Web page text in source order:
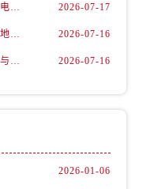
陕西省商洛市商州区州城街售后服务中心（需提前预约）
欧米茄中国官方售后服务中心｜官方电话和维修地址权威信息公告（2026年7月最新） 2026-07-17
欧米茄中国官方售后服务中心｜网点地址和官方热线权威信息通知（2026年7月最新） 2026-07-16
欧米茄中国官方售后服务中心｜地址与24小时服务电话权威信息公告（2026年7月最新） 2026-07-16
2026-01-06